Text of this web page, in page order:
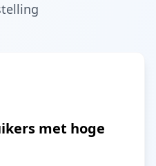
met hoge